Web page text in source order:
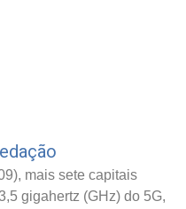
mais sete capitais
gigahertz (GHz) do 5G,